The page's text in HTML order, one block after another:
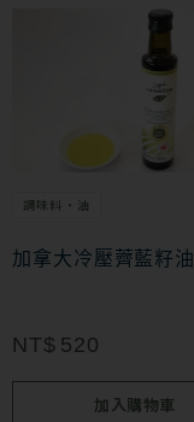
調味料・油
加拿大冷壓薺藍籽油
NT$ 520
加入購物車